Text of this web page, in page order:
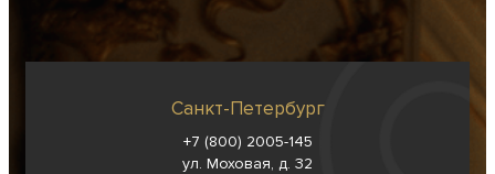
Санкт-Петербург
+7 (800) 2005-145
ул. Моховая, д. 32